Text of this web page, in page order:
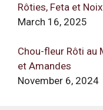
Rôties, Feta et
March 16, 2025
Chou-fleur Rôti au
et Amandes
November 6, 2024